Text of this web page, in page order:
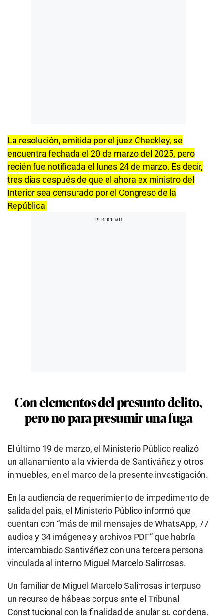
La resolución, emitida por el juez Checkley, se
encuentra fechada el 20 de marzo del 2025, pero
recién fue notificada el lunes 24 de marzo. Es decir,
tres días después de que el ahora ex ministro del
Interior sea censurado por el Congreso de la
República.
Con elementos del presunto delito,
pero no para presumir una fuga
El último 19 de marzo, el Ministerio Público realizó
un allanamiento a la vivienda de Santiváñez y otros
inmuebles, en el marco de la presente investigación.
En la audiencia de requerimiento de impedimento de
salida del país, el Ministerio Público informó que
cuentan con “más de mil mensajes de WhatsApp, 77
audios y 34 imágenes y archivos PDF” que habría
intercambiado Santiváñez con una tercera persona
vinculada al interno Miguel Marcelo Salirrosas.
Un familiar de Miguel Marcelo Salirrosas interpuso
un recurso de hábeas corpus ante el Tribunal
Constitucional con la finalidad de anular su condena.